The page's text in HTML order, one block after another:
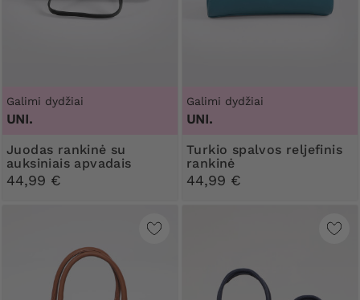
Galimi dydžiai
UNI.
Juodas rankinė su
auksiniais apvadais
44,99 €
Galimi dydžiai
UNI.
Turkio spalvos reljefinis
rankinė
44,99 €